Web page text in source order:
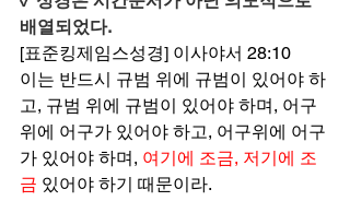
배열되었다.
[표준킹제임스성경] 이사야서 28:10
이는 반드시 규범 위에 규범이 있어야 하
고, 규범 위에 규범이 있어야 하며, 어구
위에 어구가 있어야 하고, 어구위에 어구
가 있어야 하며, 여기에 조금, 저기에 조
금 있어야 하기 때문이라.